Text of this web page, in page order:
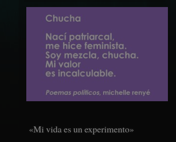
«Mi vida es un experimento»